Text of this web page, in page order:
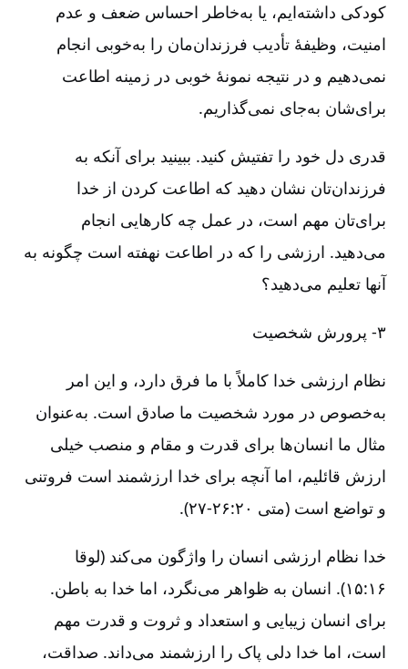
کودکی داشته‌ایم، یا به‌خاطر احساس ضعف و عدم
امنیت، وظیفۀ تأدیب فرزندان‌مان را به‌خوبی انجام
نمی‌دهیم و در نتیجه نمونۀ خوبی در زمینه اطاعت
برای‌شان به‌جای نمی‌گذاریم.
قدری دل خود را تفتیش کنید. ببینید برای آنکه به
فرزندان‌تان نشان دهید که اطاعت کردن از خدا
برای‌تان مهم است، در عمل چه کارهایی انجام
می‌دهید. ارزشی را که در اطاعت نهفته است چگونه به
آنها تعلیم می‌دهید؟
۳-‏‏‏ پرورش شخصیت
نظام ارزشی خدا کاملاً با ما فرق دارد، و این امر
به‌خصوص در مورد شخصیت ما صادق است. به‌عنوان
مثال ما انسان‌ها برای قدرت و مقام و منصب خیلی
ارزش قائلیم، اما آنچه برای خدا ارزشمند است فروتنی
و تواضع است (متی ۲۰:‏۲۶-‏‏‏‏۲۷).
خدا نظام ارزشی انسان را واژگون می‌کند (لوقا
۱۶:‏۱۵). انسان به‌ ظواهر می‌نگرد، اما خدا به باطن.
برای انسان زیبایی و استعداد و ثروت و قدرت مهم
است، اما خدا دلی پاک را ارزشمند می‌داند. صداقت،